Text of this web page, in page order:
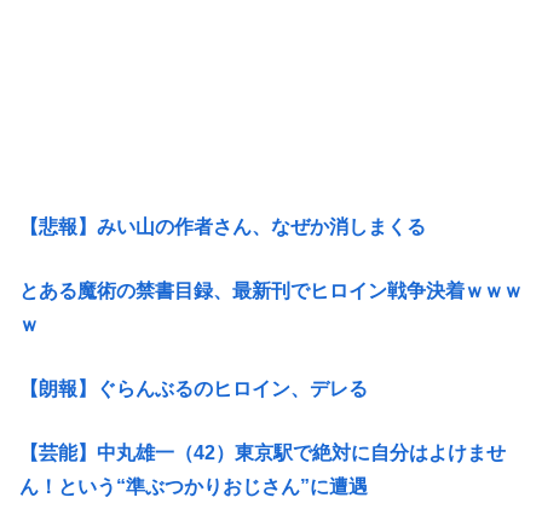
【悲報】みい山の作者さん、なぜか消しまくる
とある魔術の禁書目録、最新刊でヒロイン戦争決着ｗｗｗ
ｗ
【朗報】ぐらんぶるのヒロイン、デレる
【芸能】中丸雄一（42）東京駅で絶対に自分はよけませ
ん！という“準ぶつかりおじさん”に遭遇